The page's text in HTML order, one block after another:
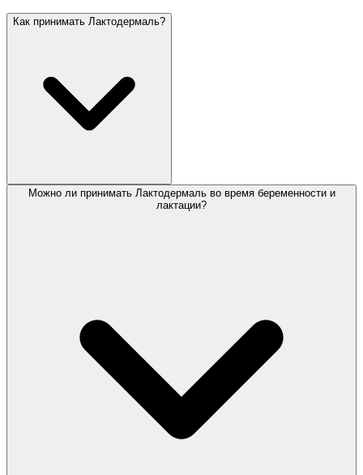
Как принимать Лактодермаль?
Можно ли принимать Лактодермаль во время беременности и
лактации?